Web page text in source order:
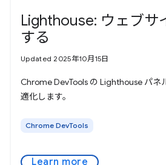
Lighthouse: ウェブサ
する
Updated 2025年10月15日
Chrome DevTools の Lighthouse パネ
適化します。
Chrome DevTools
Learn more